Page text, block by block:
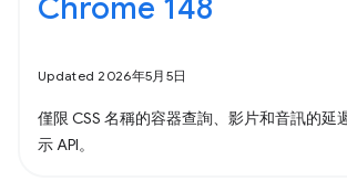
Chrome 148
Updated 2026年5月5日
僅限 CSS 名稱的容器查詢、影片和音訊的延
示 API。